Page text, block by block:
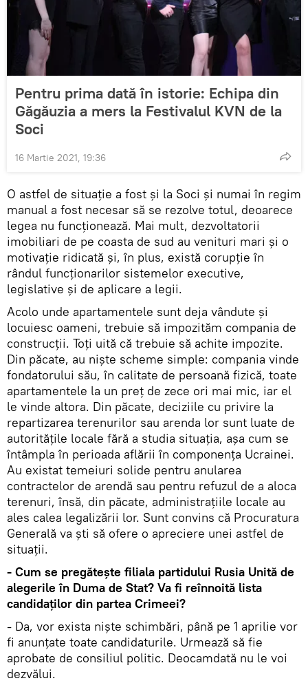
Pentru prima dată în istorie: Echipa din
Găgăuzia a mers la Festivalul KVN de la
Soci
16 Martie 2021, 19:36
O astfel de situație a fost și la Soci și numai în regim
manual a fost necesar să se rezolve totul, deoarece
legea nu funcționează. Mai mult, dezvoltatorii
imobiliari de pe coasta de sud au venituri mari și o
motivație ridicată și, în plus, există corupție în
rândul funcționarilor sistemelor executive,
legislative și de aplicare a legii.
Acolo unde apartamentele sunt deja vândute și
locuiesc oameni, trebuie să impozităm compania de
construcții. Toți uită că trebuie să achite impozite.
Din păcate, au niște scheme simple: compania vinde
fondatorului său, în calitate de persoană fizică, toate
apartamentele la un preț de zece ori mai mic, iar el
le vinde altora. Din păcate, deciziile cu privire la
repartizarea terenurilor sau arenda lor sunt luate de
autoritățile locale fără a studia situația, așa cum se
întâmpla în perioada aflării în componența Ucrainei.
Au existat temeiuri solide pentru anularea
contractelor de arendă sau pentru refuzul de a aloca
terenuri, însă, din păcate, administrațiile locale au
ales calea legalizării lor. Sunt convins că Procuratura
Generală va ști să ofere o apreciere unei astfel de
situații.
- Cum se pregătește filiala partidului Rusia Unită de
alegerile în Duma de Stat? Va fi reînnoită lista
candidaților din partea Crimeei?
- Da, vor exista niște schimbări, până pe 1 aprilie vor
fi anunțate toate candidaturile. Urmează să fie
aprobate de consiliul politic. Deocamdată nu le voi
dezvălui.